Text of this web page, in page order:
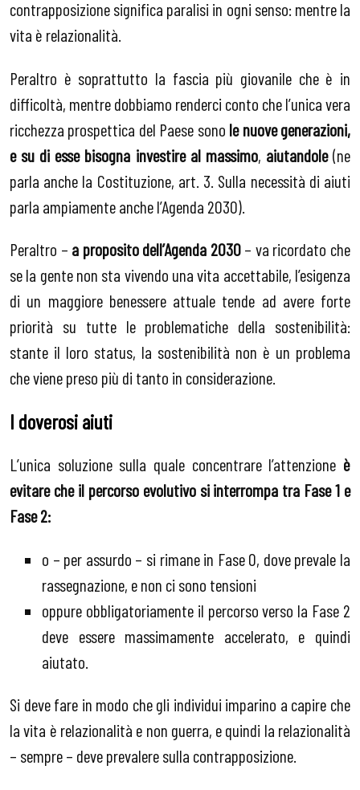
contrapposizione significa paralisi in ogni senso: mentre la
vita è relazionalità.
Peraltro è soprattutto la fascia più giovanile che è in
difficoltà, mentre dobbiamo renderci conto che l’unica vera
ricchezza prospettica del Paese sono le nuove generazioni,
e su di esse bisogna investire al massimo, aiutandole(ne
parla anche la Costituzione, art. 3. Sulla necessità di aiuti
parla ampiamente anche l’Agenda 2030).
Peraltro – a proposito dell’Agenda 2030– va ricordato che
se la gente non sta vivendo una vita accettabile, l’esigenza
di un maggiore benessere attuale tende ad avere forte
priorità su tutte le problematiche della sostenibilità:
stante il loro status, la sostenibilità non è un problema
che viene preso più di tanto in considerazione.
I doverosi aiuti
L’unica soluzione sulla quale concentrare l’attenzione è
evitare che il percorso evolutivo si interrompa tra Fase 1 e
Fase 2:
o – per assurdo – si rimane in Fase 0, dove prevale la
rassegnazione, e non ci sono tensioni
oppure obbligatoriamente il percorso verso la Fase 2
deve essere massimamente accelerato, e quindi
aiutato.
Si deve fare in modo che gli individui imparino a capire che
la vita è relazionalità e non guerra, e quindi la relazionalità
– sempre – deve prevalere sulla contrapposizione.